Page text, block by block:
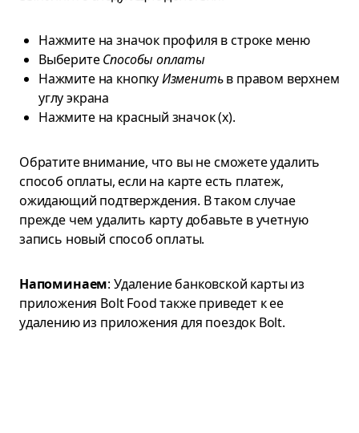
Нажмите на значок профиля в строке меню
ВыберитеСпособы оплаты
Нажмите на кнопкуИзменитьв правом верхнем
углу экрана
Нажмите на красный значок (х).
Обратите внимание, что вы не сможете удалить
способ оплаты, если на карте есть платеж,
ожидающий подтверждения. В таком случае
прежде чем удалить карту добавьте в учетную
запись новый способ оплаты.
Напоминаем: Удаление банковской карты из
приложения Bolt Food также приведет к ее
удалению из приложения для поездок Bolt.